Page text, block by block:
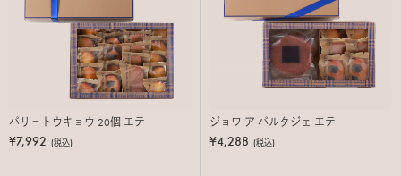
パリ－トウキョウ 20個 エテ
¥7,992 (税込)
ジョワ ア パルタジェ エテ
¥4,288 (税込)